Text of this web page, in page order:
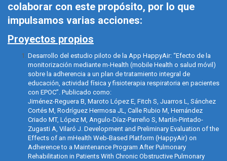
colaborar con este propósito, por lo que
impulsamos varias acciones:
Proyectos propios
Desarrollo del estudio piloto de la App HappyAir: “Efecto de la
monitorización mediante m-Health (mobile Health o salud móvil)
sobre la adherencia a un plan de tratamiento integral de
educación, actividad física y fisioterapia respiratoria en pacientes
con EPOC”. Publicado como:
Jiménez-Reguera B, Maroto López E, Fitch S, Juarros L, Sánchez
Cortés M, Rodríguez Hermosa JL, Calle Rubio M, Hernández
Criado MT, López M, Angulo-Díaz-Parreño S, Martín-Pintado-
Zugasti A, Vilaró J. Development and Preliminary Evaluation of the
Effects of an mHealth Web-Based Platform (HappyAir) on
Adherence to a Maintenance Program After Pulmonary
Rehabilitation in Patients With Chronic Obstructive Pulmonary